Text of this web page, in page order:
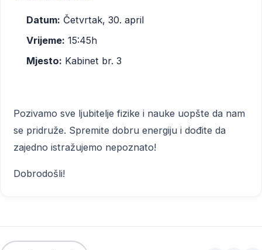
Datum: Četvrtak, 30. april
Vrijeme: 15:45h
Mjesto: Kabinet br. 3
Pozivamo sve ljubitelje fizike i nauke uopšte da nam
se pridruže. Spremite dobru energiju i dođite da
zajedno istražujemo nepoznato!
Dobrodošli!